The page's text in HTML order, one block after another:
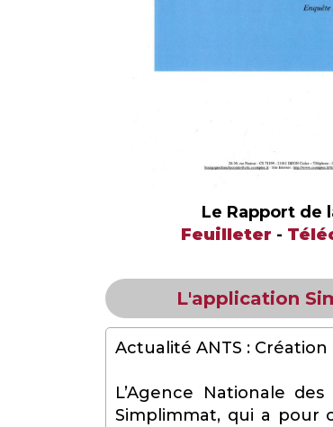
Le Rapport de
Feuilleter -
L'application
Actualité ANTS :
L’Agence Nationale
Simplimmat, qui a pour